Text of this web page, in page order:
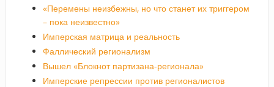
«Перемены неизбежны, но что станет их триггером
– пока неизвестно»
Имперская матрица и реальность
Фаллический регионализм
Вышел «Блокнот партизана-регионала»
Имперские репрессии против регионалистов